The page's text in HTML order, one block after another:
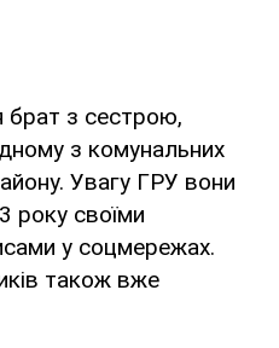
брат з сестрою,
з комунальних
Увагу ГРУ вони
року своїми
у соцмережах.
також вже